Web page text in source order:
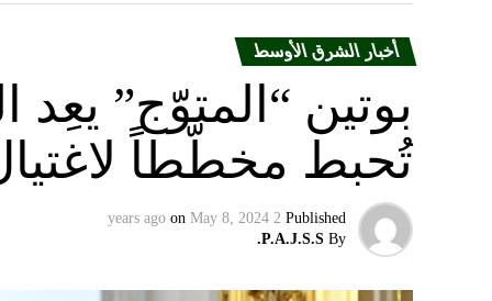
أخبار الشرق الأوسط
بوتين “المتوّج”
تُحبط مخطّطاً
Published
2 years ago
on May 8, 2024
By
P.A.J.S.S.